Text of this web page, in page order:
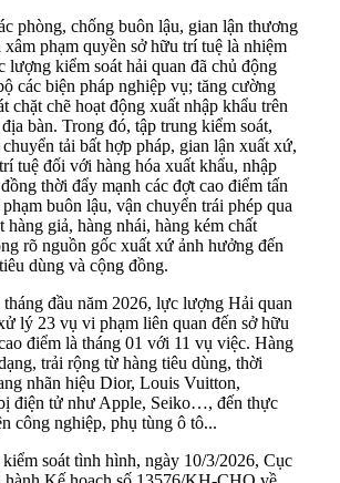
phòng, chống buôn lậu, gian lận thương
xâm phạm quyền sở hữu trí tuệ là nhiệm
lượng kiểm soát hải quan đã chủ động
các biện pháp nghiệp vụ; tăng cường
chặt chẽ hoạt động xuất nhập khẩu trên
bàn. Trong đó, tập trung kiểm soát,
tải bất hợp pháp, gian lận xuất xứ,
tuệ đối với hàng hóa xuất khẩu, nhập
thời đẩy mạnh các đợt cao điểm tấn
buôn lậu, vận chuyển trái phép qua
hàng giả, hàng nhái, hàng kém chất
rõ nguồn gốc xuất xứ ảnh hưởng đến
dùng và cộng đồng.
đầu năm 2026, lực lượng Hải quan
lý 23 vụ vi phạm liên quan đến sở hữu
điểm là tháng 01 với 11 vụ việc. Hàng
trải rộng từ hàng tiêu dùng, thời
nhãn hiệu Dior, Louis Vuitton,
điện tử như Apple, Seiko…, đến thực
công nghiệp, phụ tùng ô tô...
soát tình hình, ngày 10/3/2026, Cục